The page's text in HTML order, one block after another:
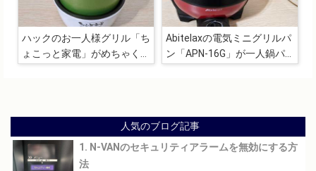
ハックのお一人様グリル「ち
ょこっと家電」がめちゃくち
Abitelaxの電気ミニグリルパ
ン「APN-16G」が一人鍋パ
人気のブログ記事
1. N-VANのセキュリティアラームを無効にする方
法